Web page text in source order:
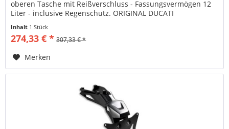
oberen Tasche mit Reißverschluss - Fassungsvermögen 12
Liter - inclusive Regenschutz. ORIGINAL DUCATI
Inhalt 1 Stück
274,33 € * 307,33 € *
Merken